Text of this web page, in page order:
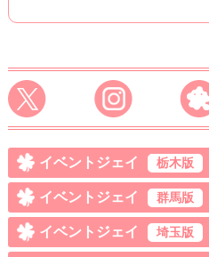
イベントジェイ 栃木版
イベントジェイ 群馬版
イベントジェイ 埼玉版